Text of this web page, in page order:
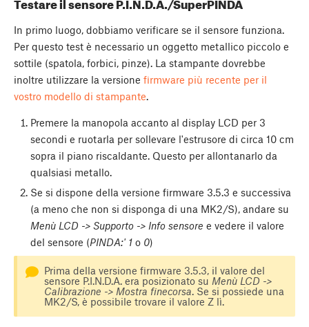
Testare il sensore P.I.N.D.A./SuperPINDA
In primo luogo, dobbiamo verificare se il sensore funziona.
Per questo test è necessario un oggetto metallico piccolo e
sottile (spatola, forbici, pinze). La stampante dovrebbe
inoltre utilizzare la versione firmware più recente per il
vostro modello di stampante.
Premere la manopola accanto al display LCD per 3
secondi e ruotarla per sollevare l'estrusore di circa 10 cm
sopra il piano riscaldante. Questo per allontanarlo da
qualsiasi metallo.
Se si dispone della versione firmware 3.5.3 e successiva
(a meno che non si disponga di una MK2/S), andare su
Menù LCD -> Supporto -> Info sensore e vedere il valore
del sensore (PINDA:' 1 o 0)
Prima della versione firmware 3.5.3, il valore del
sensore P.I.N.D.A. era posizionato su Menù LCD ->
Calibrazione -> Mostra finecorsa . Se si possiede una
MK2/S, è possibile trovare il valore Z lì.